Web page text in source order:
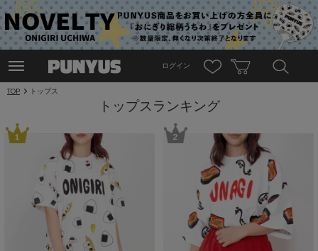
ログイン
TOP トップス
トップスランキング
1 2